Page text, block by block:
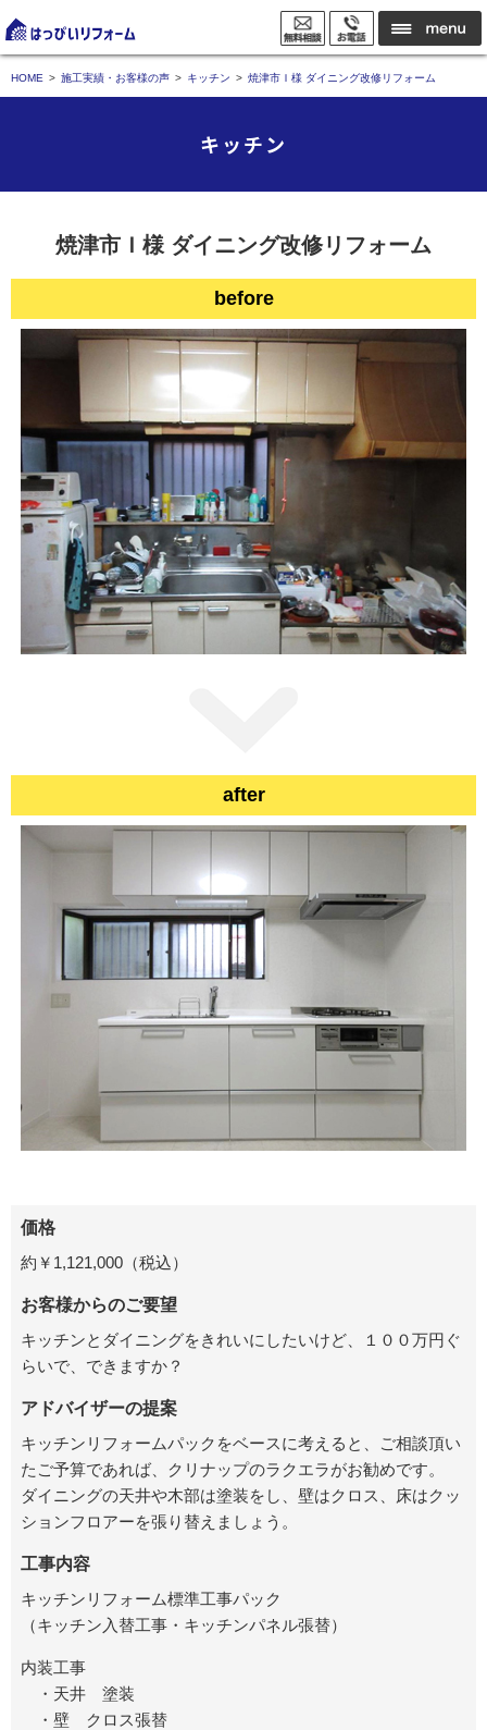
HOME 施工実績・お客様の声 キッチン 焼津市Ｉ様 ダイニング改修リフォーム
キッチン
焼津市Ｉ様 ダイニング改修リフォーム
before
after
価格
約￥1,121,000（税込）
お客様からのご要望
キッチンとダイニングをきれいにしたいけど、１００万円ぐ
らいで、できますか？
アドバイザーの提案
キッチンリフォームパックをベースに考えると、ご相談頂い
たご予算であれば、クリナップのラクエラがお勧めです。
ダイニングの天井や木部は塗装をし、壁はクロス、床はクッ
ションフロアーを張り替えましょう。
工事内容
キッチンリフォーム標準工事パック
（キッチン入替工事・キッチンパネル張替）
内装工事
・天井 塗装
・壁 クロス張替